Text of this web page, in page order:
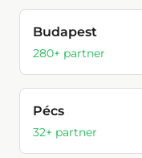
Budapest
280+ partner
Pécs
32+ partner